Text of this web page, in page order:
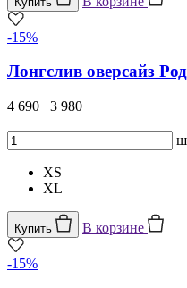
-15%
Лонгслив оверсайз
4 690 3 980
XS
XL
Купить В корзине
-15%